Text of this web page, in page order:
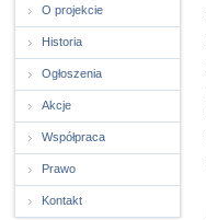
O projekcie
Historia
Ogłoszenia
Akcje
Współpraca
Prawo
Kontakt